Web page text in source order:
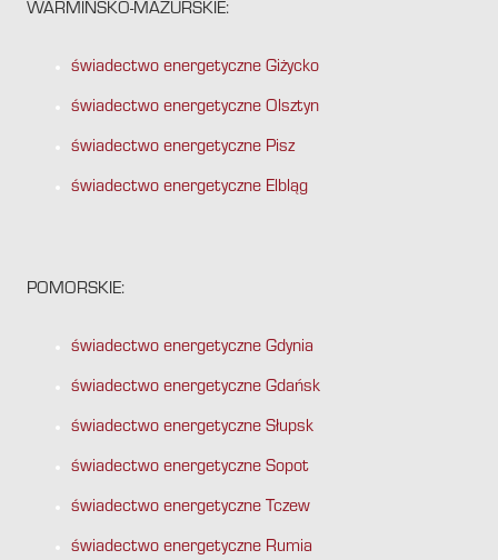
WARMIŃSKO-MAZURSKIE:
świadectwo energetyczne Giżycko
świadectwo energetyczne Olsztyn
świadectwo energetyczne Pisz
świadectwo energetyczne Elbląg
POMORSKIE:
świadectwo energetyczne Gdynia
świadectwo energetyczne Gdańsk
świadectwo energetyczne Słupsk
świadectwo energetyczne Sopot
świadectwo energetyczne Tczew
świadectwo energetyczne Rumia